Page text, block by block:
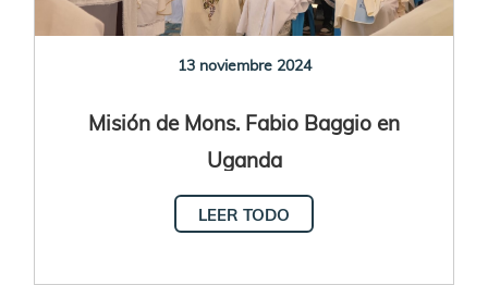
13 noviembre 2024
Misión de Mons. Fabio Baggio en
Uganda
LEER TODO